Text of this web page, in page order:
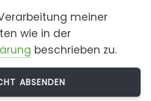
meiner
wie in der
beschrieben zu.